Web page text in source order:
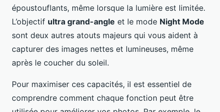
époustouflants, même lorsque la lumière est limitée.
L’objectif ultra grand-angle et le mode Night Mode
sont deux autres atouts majeurs qui vous aident à
capturer des images nettes et lumineuses, même
après le coucher du soleil.
Pour maximiser ces capacités, il est essentiel de
comprendre comment chaque fonction peut être